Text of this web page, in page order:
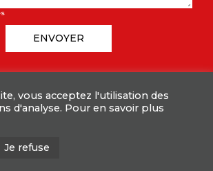
ENVOYER
MENTIONS LÉGALES
vous acceptez l'utilisation des
d'analyse. Pour en savoir plus
Je refuse